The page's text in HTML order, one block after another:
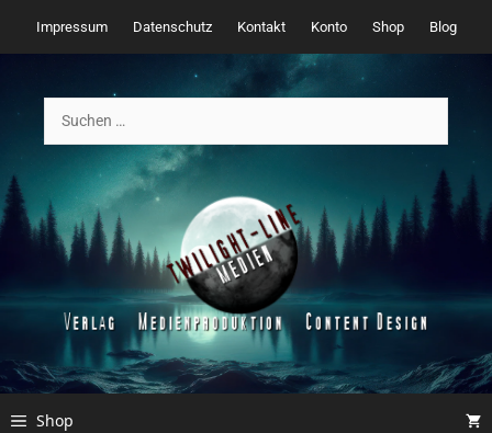
Inhalt
springen
Impressum Datenschutz Kontakt Konto Shop Blog
nach:
Shop